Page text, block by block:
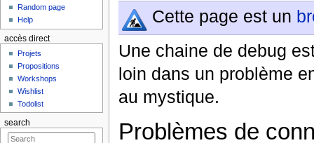
Cette page est un
Une chaine de debug
loin dans un problème
au mystique.
Problèmes de
Random page
Help
accès direct
Projets
Propositions
Workshops
Wishlist
Todolist
search